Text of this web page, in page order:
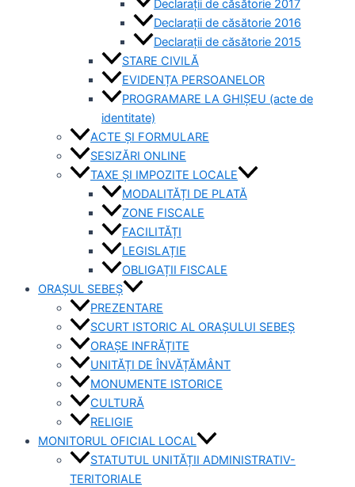
Declarații de căsătorie 2017
Declarații de căsătorie 2016
Declarații de căsătorie 2015
STARE CIVILĂ
EVIDENȚA PERSOANELOR
PROGRAMARE LA GHIȘEU (acte de
identitate)
ACTE ȘI FORMULARE
SESIZĂRI ONLINE
TAXE ȘI IMPOZITE LOCALE
MODALITĂȚI DE PLATĂ
ZONE FISCALE
FACILITĂȚI
LEGISLAȚIE
OBLIGAȚII FISCALE
ORAȘUL SEBEȘ
PREZENTARE
SCURT ISTORIC AL ORAȘULUI SEBEȘ
ORAȘE INFRĂȚITE
UNITĂȚI DE ÎNVĂȚĂMÂNT
MONUMENTE ISTORICE
CULTURĂ
RELIGIE
MONITORUL OFICIAL LOCAL
STATUTUL UNITĂȚII ADMINISTRATIV-
TERITORIALE